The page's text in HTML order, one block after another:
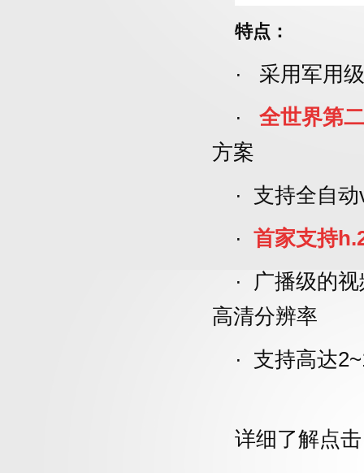
特点：
· 采用军用
· 全世界第
方案
· 支持全自
· 首家支持
·
广播级的
高清分辨率
· 支持高达
详细了解点